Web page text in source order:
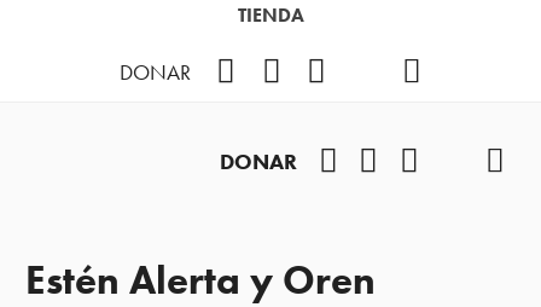
TIENDA
DONAR
DONAR
Estén Alerta y Oren